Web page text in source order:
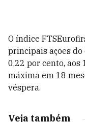
O índice
principais ações
0,22 por cento,
máxima em 18
véspera.
Veja também